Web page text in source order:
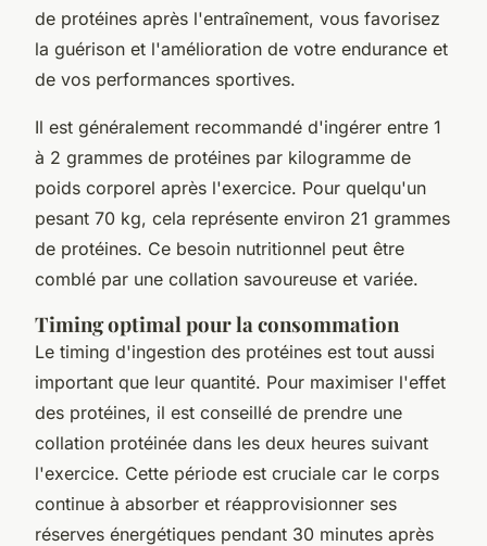
de protéines après l'entraînement, vous favorisez
la guérison et l'amélioration de votre endurance et
de vos performances sportives.
Il est généralement recommandé d'ingérer entre 1
à 2 grammes de protéines par kilogramme de
poids corporel après l'exercice. Pour quelqu'un
pesant 70 kg, cela représente environ 21 grammes
de protéines. Ce besoin nutritionnel peut être
comblé par une collation savoureuse et variée.
Timing optimal pour la consommation
Le timing d'ingestion des protéines est tout aussi
important que leur quantité. Pour maximiser l'effet
des protéines, il est conseillé de prendre une
collation protéinée dans les deux heures suivant
l'exercice. Cette période est cruciale car le corps
continue à absorber et réapprovisionner ses
réserves énergétiques pendant 30 minutes après